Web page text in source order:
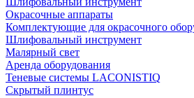
Окрасочные аппараты
Комплектующие для окрасочного
Шлифовальный инструмент
Малярный свет
Аренда оборудования
Теневые системы LACONISTIQ
Скрытый плинтус